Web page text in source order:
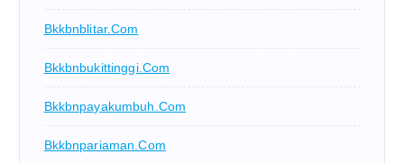
Bkkbnblitar.com
Bkkbnbukittinggi.com
Bkkbnpayakumbuh.com
Bkkbnpariaman.com